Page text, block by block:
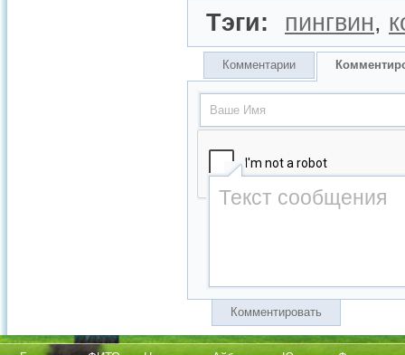
Тэги: пингвин,
Комментарии
Комментировать